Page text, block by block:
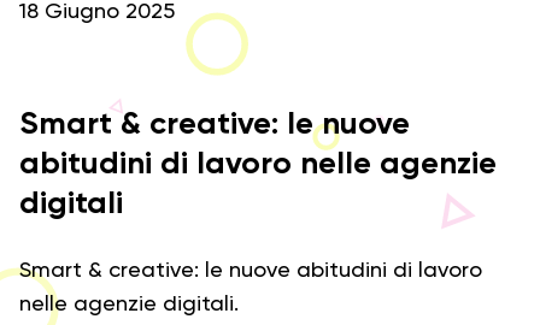
18 Giugno 2025
Smart & creative: le nuove
abitudini di lavoro nelle agenzie
digitali
Smart & creative: le nuove abitudini di lavoro
nelle agenzie digitali.